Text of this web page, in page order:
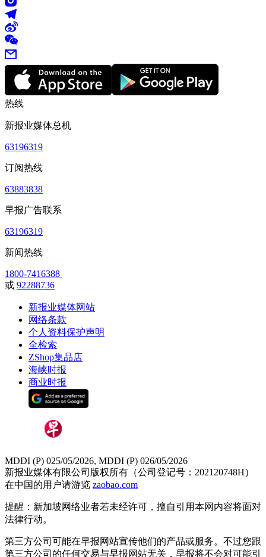
热线
新报业媒体总机
63196319
订阅热线
63883838
早报广告联系
63196319
新闻热线
1800-7416388
或 92288736
新报业媒体网站
网络条款
个人资料保护声明
全检索
ZShop集品店
海峡时报
商业时报
MDDI (P) 025/05/2026, MDDI (P) 026/05/2026
新报业媒体有限公司版权所有（公司登记号：202120748H）
在中国的用户请游览 zaobao.com
提醒：新加坡网络业者若未经许可，擅自引用本网内容将面对
法律行动。
第三方公司可能在早报网站宣传他们的产品或服务。不过您跟
第三方公司的任何交易与早报网站无关，早报将不会对可能引